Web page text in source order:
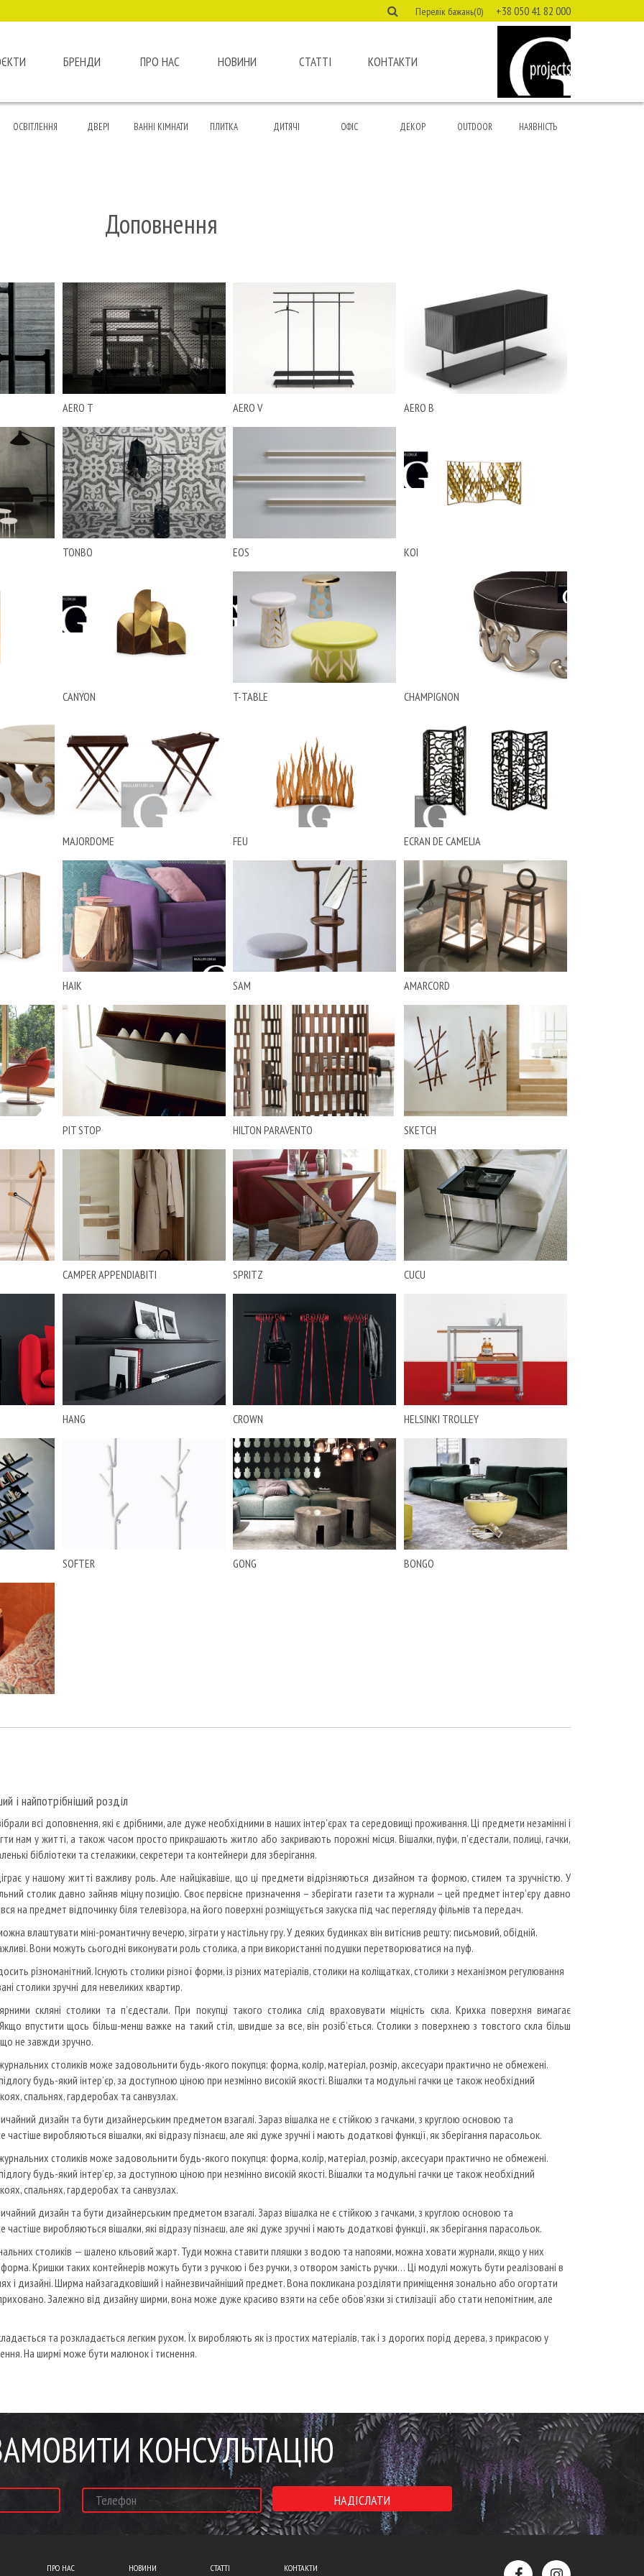
Перелік бажань(0) +38 050 41 82 000
БРЕНДИ ПРО НАС НОВИНИ СТАТТІ КОНТАКТИ
ОСВІТЛЕННЯ ДВЕРІ ВАННІ КІМНАТИ ПЛИТКА ДИТЯЧІ ОФІС ДЕКОР OUTDOOR НАЯВНІСТЬ
Доповнення
AERO T AERO V AERO B
TONBO EOS KOI
CANYON T-TABLE CHAMPIGNON
MAJORDOME FEU ECRAN DE CAMELIA
HAIK SAM AMARCORD
PIT STOP HILTON PARAVENTO SKETCH
CAMPER APPENDIABITI SPRITZ CUCU
HANG CROWN HELSINKI TROLLEY
SOFTER GONG BONGO
і найпотрібніший розділ
всі доповнення, які є дрібними, але дуже необхідними в наших інтер’єрах та середовищі проживання.Ці предмети незамінні і
нам у житті, а також часом просто прикрашають житло або закривають порожні місця. Вішалки, пуфи, п’єдестали, полиці, гачки,
бібліотеки та стелажики, секретери та контейнери для зберігання.
у нашому житті важливу роль. Але найцікавіше, що ці предмети відрізняються дизайном та формою, стилем та зручністю. У
столик давно зайняв міцну позицію. Своє первісне призначення – зберігати газети та журнали – цей предмет інтер’єру давно
на предмет відпочинку біля телевізора, на його поверхні розміщується закуска під час перегляду фільмів та передач.
влаштувати міні-романтичну вечерю, зіграти у настільну гру.У деяких будинках він витіснив решту: письмовий, обідній.
Вони можуть сьогодні виконувати роль столика, а при використанні подушки перетворюватися на пуф.
різноманітний.Існують столики різної форми, із різних матеріалів, столики на коліщатках, столики з механізмом регулювання
столики зручні для невеликих квартир.
скляні столики та п’єдестали. При покупці такого столика слід враховувати міцність скла. Крихка поверхня вимагає
Якщо впустити щось більш-менш важке на такий стіл, швидше за все, він розіб’ється. Столики з поверхнею з товстого скла більш
що не завжди зручно.
столиків може задовольнити будь-якого покупця: форма, колір, матеріал, розмір, аксесуари практично не обмежені.
будь-який інтер’єр, за доступною ціною при незмінно високій якості.Вішалки та модульні гачки це також необхідний
спальнях, гардеробах та санвузлах.
дизайн та бути дизайнерським предметом взагалі.Зараз вішалка не є стійкою з гачками, з круглою основою та
частіше виробляються вішалки, які відразу пізнаєш, але які дуже зручні і мають додаткові функції, як зберігання парасольок.
столиків може задовольнити будь-якого покупця: форма, колір, матеріал, розмір, аксесуари практично не обмежені.
будь-який інтер’єр, за доступною ціною при незмінно високій якості.Вішалки та модульні гачки це також необхідний
спальнях, гардеробах та санвузлах.
дизайн та бути дизайнерським предметом взагалі.Зараз вішалка не є стійкою з гачками, з круглою основою та
частіше виробляються вішалки, які відразу пізнаєш, але які дуже зручні і мають додаткові функції, як зберігання парасольок.
столиків — шалено кльовий жарт. Туди можна ставити пляшки з водою та напоями, можна ховати журнали, якщо у них
Кришки таких контейнерів можуть бути з ручкою і без ручки, з отвором замість ручки… Ці модулі можуть бути реалізовані в
і дизайні.Ширма найзагадковіший і найнезвичайніший предмет.Вона покликана розділяти приміщення зонально або огортати
Залежно від дизайну ширми, вона може дуже красиво взяти на себе обов’язки зі стилізації або стати непомітним, але
та розкладається легким рухом. Їх виробляють як із простих матеріалів, так і з дорогих порід дерева, з прикрасою у
На ширмі може бути малюнок і тиснення.
КОНСУЛЬТАЦІЮ
ПРО НАС НОВИНИ СТАТТІ КОНТАКТИ